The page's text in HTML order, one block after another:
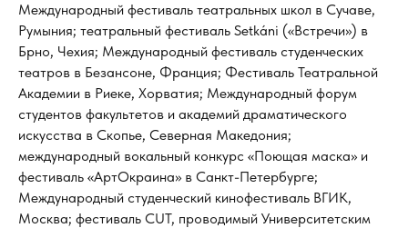
Международный фестиваль театральных школ в Сучаве,
Румыния; театральный фестиваль Setkáni («Встречи») в
Брно, Чехия; Международный фестиваль студенческих
театров в Безансоне, Франция; Фестиваль Театральной
Академии в Риеке, Хорватия; Международный форум
студентов факультетов и академий драматического
искусства в Скопье, Северная Македония;
международный вокальный конкурс «Поющая маска» и
фестиваль «АртОкраина» в Санкт-Петербурге;
Международный студенческий кинофестиваль ВГИК,
Москва; фестиваль CUT, проводимый Университетским